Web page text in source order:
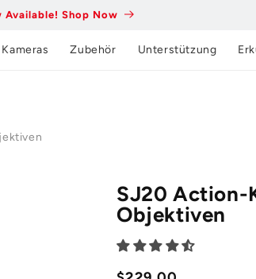
Available! Shop Now
Zubehör Unterstützung
SJ20 Action-
Objektiven